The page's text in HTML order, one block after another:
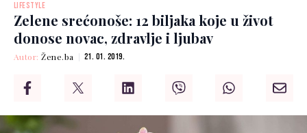
LIFESTYLE
Zelene srećonoše: 12 biljaka koje u život
donose novac, zdravlje i ljubav
Autor:Žene.ba 21. 01. 2019.